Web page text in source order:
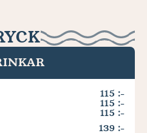
115 :-
115 :-
115 :-
139 :-